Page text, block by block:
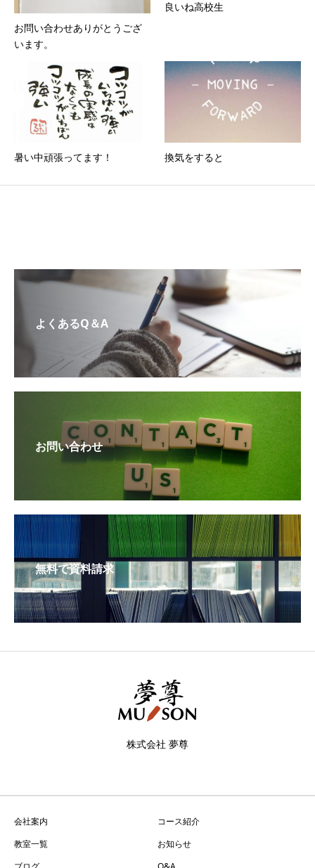
お問い合わせありがとうござ
います。
良いね高校生
暑い中頑張ってます！ 換気をすると
よくあるQ＆A
お問い合わせ
無料で資料請求
株式会社 夢尊
会社案内
コース紹介
教室一覧
お知らせ